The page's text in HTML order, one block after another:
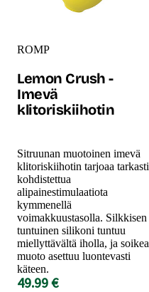
ROMP
Lemon Crush -
Imevä
klitoriskiihotin
Sitruunan muotoinen imevä
klitoriskiihotin tarjoaa tarkasti
kohdistettua
alipainestimulaatiota
kymmenellä
voimakkuustasolla. Silkkisen
tuntuinen silikoni tuntuu
miellyttävältä iholla, ja soikea
muoto asettuu luontevasti
käteen.
49.99 €